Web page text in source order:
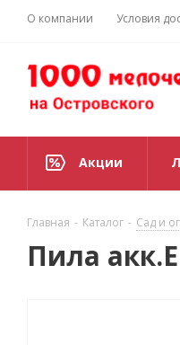
О компании Условия
Акции
Главная - Каталог - Сад и
Пила